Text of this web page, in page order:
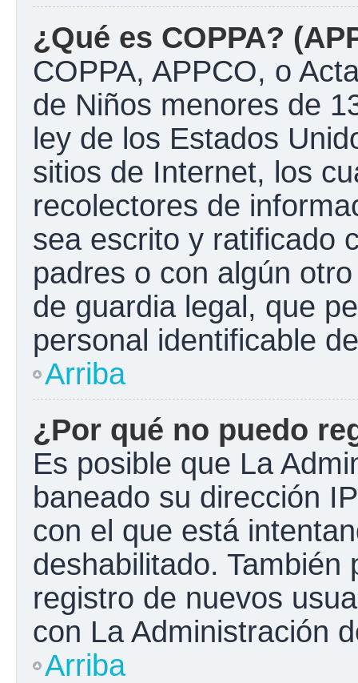
¿Qué es COPPA?
COPPA, APPCO, o
de Niños menores de
ley de los Estados
sitios de Internet, los
recolectores de
sea escrito y ratificado
padres o con algún
de guardia legal, que
personal identificable
Arriba
¿Por qué no puedo
Es posible que La
baneado su dirección
con el que está
deshabilitado.
registro de nuevos
con La Administración
Arriba